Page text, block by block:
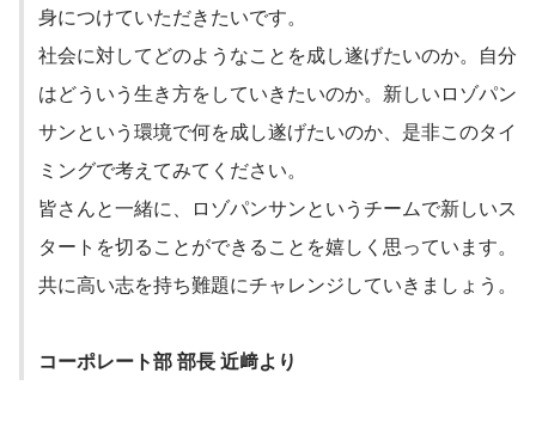
身につけていただきたいです。
社会に対してどのようなことを成し遂げたいのか。自分
はどういう生き方をしていきたいのか。新しいロゾパン
サンという環境で何を成し遂げたいのか、是非このタイ
ミングで考えてみてください。
皆さんと一緒に、ロゾパンサンというチームで新しいス
タートを切ることができることを嬉しく思っています。
共に高い志を持ち難題にチャレンジしていきましょう。
コーポレート部 部長 近﨑より